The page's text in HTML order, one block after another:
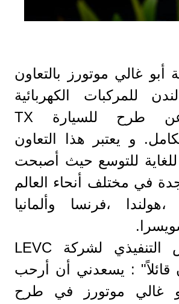
أبو غالي موتورز بالتعاون
للمركبات الكهربائية
.L.E.V.C عن طرح للسيارة TX
و يعتبر هذا التعاون
للتوسع حيث أصبحت
في مختلف أنحاء العالم
،فرنسا وألمانيا
وقال الرئيس التنفيذي لشركة LEVC
قائلاً" : يسعدني أن أرحب
غالي موتورز في طرح